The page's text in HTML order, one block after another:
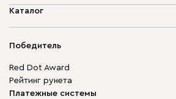
О компании
Гарантия
Для бизнеса
Карта сайта
Каталог
Корпусная мебель
Модульная мебель
Столы и стулья
Победитель
Red Dot Award
Рейтинг рунета
Платежные системы